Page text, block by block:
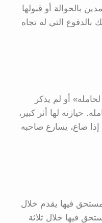
بالحوالة أو قبولها
التي له تجاه
أو لم يذكر
حيازته لها أثر كبير،
ضاع، يسارع صاحبه
فيها يقدم خلال
فيها خلال ثلاثة